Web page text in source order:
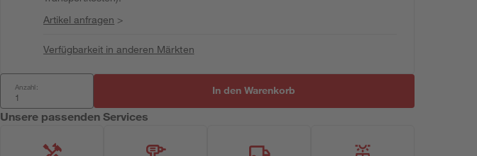
Artikel anfragen >
Verfügbarkeit in anderen Märkten
Anzahl: In den Warenkorb
Unsere passenden Services